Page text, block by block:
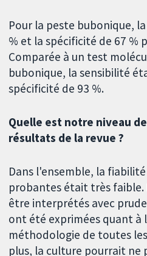
Pour la peste bubonique,
% et la spécificité de 67 %
Comparée à un test
bubonique, la sensibilité
spécificité de 93 %.
Quelle est notre niveau
résultats de la revue ?
Dans l'ensemble, la
probantes était très
être interprétés avec
ont été exprimées quant à
méthodologie de toutes
plus, la culture pourrait ne